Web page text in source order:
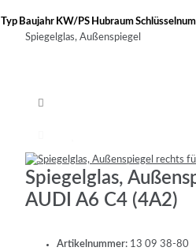
Typ Baujahr KW/PS Hubraum
Spiegelglas, Außenspiegel
Spiegelglas,
AUDI A6 C4 (4A2)
Artikelnummer: 13 09 38-80